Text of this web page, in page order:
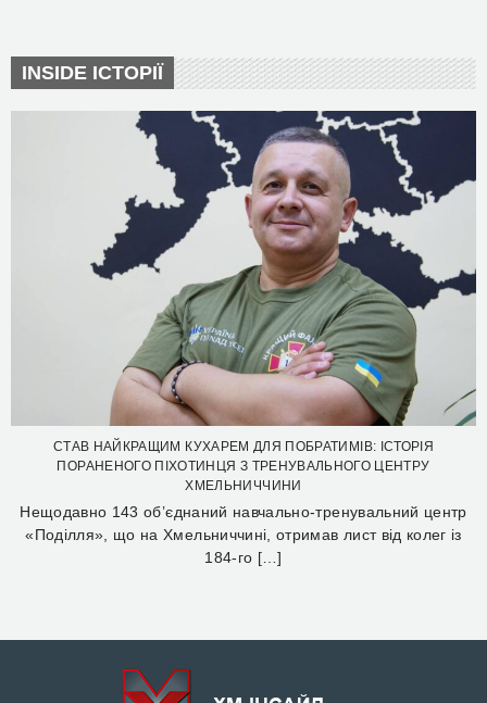
INSIDE ІСТОРІЇ
СТАВ НАЙКРАЩИМ КУХАРЕМ ДЛЯ ПОБРАТИМІВ: ІСТОРІЯ
ПОРАНЕНОГО ПІХОТИНЦЯ З ТРЕНУВАЛЬНОГО ЦЕНТРУ
ХМЕЛЬНИЧЧИНИ
Нещодавно 143 об’єднаний навчально-тренувальний центр
«Поділля», що на Хмельниччині, отримав лист від колег із
184-го […]